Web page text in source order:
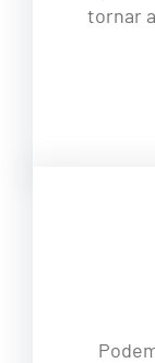
tornar